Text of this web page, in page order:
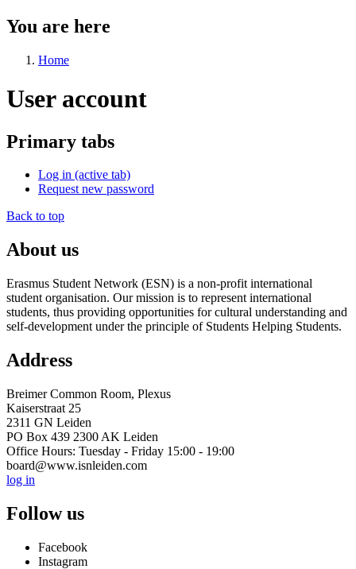
You are here
Home
User account
Primary tabs
Log in (active tab)
Request new password
Back to top
About us
Erasmus Student Network (ESN) is a non-profit international
student organisation. Our mission is to represent international
students, thus providing opportunities for cultural understanding and
self-development under the principle of Students Helping Students.
Address
Breimer Common Room, Plexus
Kaiserstraat 25
2311 GN Leiden
PO Box 439 2300 AK Leiden
Office Hours: Tuesday - Friday 15:00 - 19:00
board@www.isnleiden.com
log in
Follow us
Facebook
Instagram